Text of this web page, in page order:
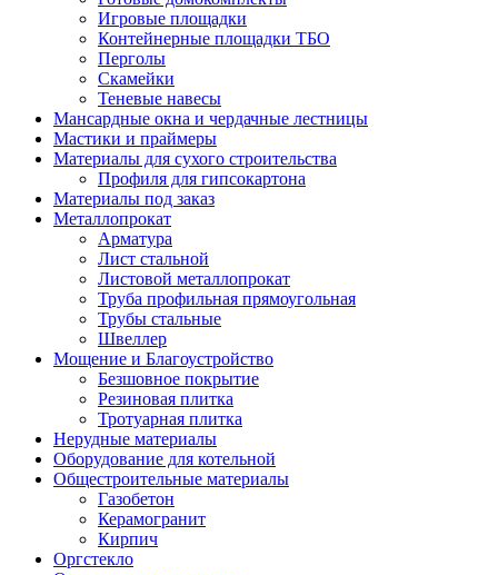
Игровые площадки
Контейнерные площадки ТБО
Перголы
Скамейки
Теневые навесы
Мансардные окна и чердачные лестницы
Мастики и праймеры
Материалы для сухого строительства
Профиля для гипсокартона
Материалы под заказ
Металлопрокат
Арматура
Лист стальной
Листовой металлопрокат
Труба профильная прямоугольная
Трубы стальные
Швеллер
Мощение и Благоустройство
Безшовное покрытие
Резиновая плитка
Тротуарная плитка
Нерудные материалы
Оборудование для котельной
Общестроительные материалы
Газобетон
Керамогранит
Кирпич
Оргстекло